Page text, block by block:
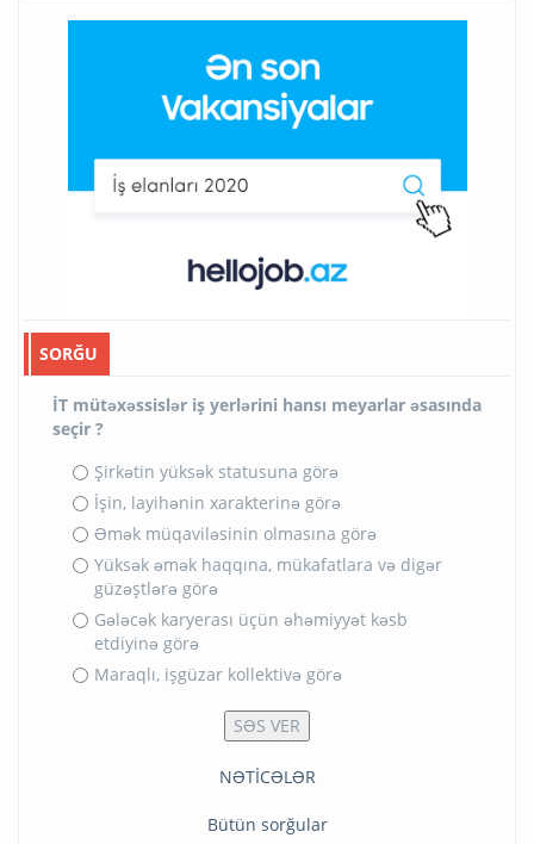
SORĞU
İT mütəxəssislər iş yerlərini hansı meyarlar əsasında
seçir ?
Şirkətin yüksək statusuna görə
İşin, layihənin xarakterinə görə
Əmək müqaviləsinin olmasına görə
Yüksək əmək haqqına, mükafatlara və digər
güzəştlərə görə
Gələcək karyerası üçün əhəmiyyət kəsb
etdiyinə görə
Maraqlı, işgüzar kollektivə görə
NƏTİCƏLƏR
Bütün sorğular